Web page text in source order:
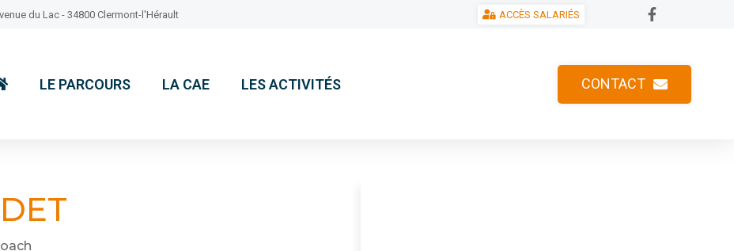
du Lac - 34800 Clermont-l'Hérault ACCÈS SALARIÉS
LE PARCOURS LA CAE LES ACTIVITÉS CONTACT